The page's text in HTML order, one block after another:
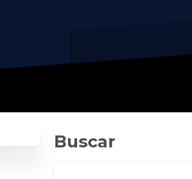
Buscar